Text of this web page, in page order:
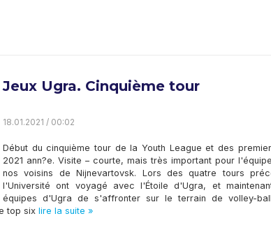
Jeux Ugra. Cinquième tour
18.01.2021 / 00:02
Début du cinquième tour de la Youth League et des
2021 ann?e. Visite – courte, mais très important pour
nos voisins de Nijnevartovsk. Lors des quatre tours
l'Université ont voyagé avec l'Étoile d'Ugra, et
équipes d'Ugra de s'affronter sur le terrain de volley-
top six lire la suite »